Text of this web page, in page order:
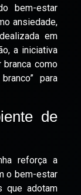
bem-estar
ansiedade,
em
a iniciativa
branca como
para
de
reforça a
o bem-estar
que adotam